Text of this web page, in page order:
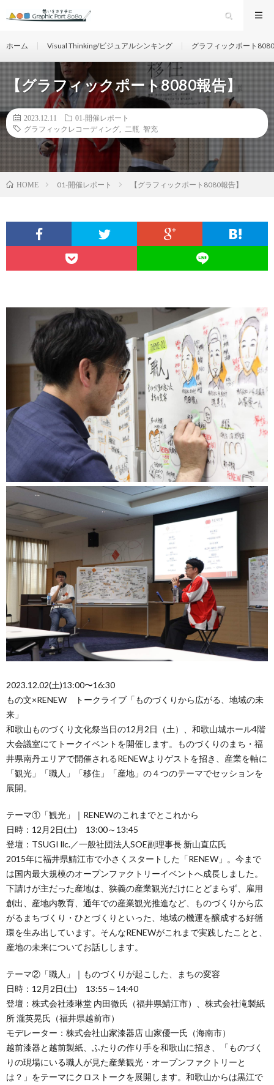
ホーム Visual Thinking/ビジュアルシンキング グラフィックポート
【グラフィックポート8080報告】
2023.12.11
01-開催レポート
グラフィックレコーディング
二瓶 智充
HOME 01-開催レポート 【グラフィックポート8080報告】
2023.12.02(土)13:00〜16:30
もの文×RENEW トークライブ「ものづくりから広がる、地域の未
来」
和歌山ものづくり文化祭当日の12月2日（土）、和歌山城ホール4階
大会議室にてトークイベントを開催します。ものづくりのまち・福
井県南丹エリアで開催されるRENEWよりゲストを招き、産業を軸に
「観光」「職人」「移住」「産地」の４つのテーマでセッションを
展開。
テーマ①「観光」｜RENEWのこれまでとこれから
日時：12月2日(土) 13:00～13:45
登壇：TSUGI llc.／一般社団法人SOE副理事長 新山直広氏
2015年に福井県鯖江市で小さくスタートした「RENEW」。今まで
は国内最大規模のオープンファクトリーイベントへ成長しました。
下請けが主だった産地は、狭義の産業観光だけにとどまらず、雇用
創出、産地内教育、通年での産業観光推進など、ものづくりから広
がるまちづくり・ひとづくりといった、地域の機運を醸成する好循
環を生み出しています。そんなRENEWがこれまで実践したことと、
産地の未来についてお話しします。
テーマ②「職人」｜ものづくりが起こした、まちの変容
日時：12月2日(土) 13:55～14:40
登壇：株式会社漆琳堂 内田徹氏（福井県鯖江市）、株式会社滝製紙
所 瀧英晃氏（福井県越前市）
モデレーター：株式会社山家漆器店 山家優一氏（海南市）
越前漆器と越前製紙、ふたりの作り手を和歌山に招き、「ものづく
りの現場にいる職人が見た産業観光・オープンファクトリーと
は？」をテーマにクロストークを展開します。和歌山からは黒江で